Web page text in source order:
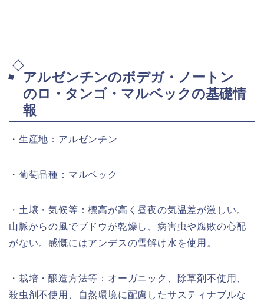
アルゼンチンのボデガ・ノートン
のロ・タンゴ・マルベックの基礎情
報
・生産地：アルゼンチン
・葡萄品種：マルベック
・土壌・気候等：標高が高く昼夜の気温差が激しい。
山脈からの風でブドウが乾燥し、病害虫や腐敗の心配
がない。感慨にはアンデスの雪解け水を使用。
・栽培・醸造方法等：オーガニック、除草剤不使用、
殺虫剤不使用、自然環境に配慮したサスティナブルな